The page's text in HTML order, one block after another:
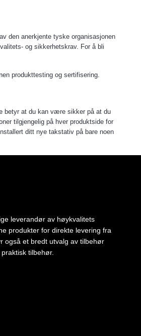
den anerkjente tyske organisasjonen
og sikkerhetskrav. For å bli
produkttesting og sertifisering.
betyr at du kan være sikker på at du
tilgjengelig på hver produktside for
ditt nye takstativ på bare noen
leverandør av høykvalitets
produkter for direkte levering fra
også et bredt utvalg av tilbehør
tilbehør.